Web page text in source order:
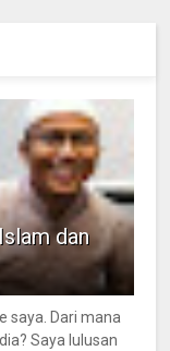
dan
saya. Dari mana
Saya lulusan